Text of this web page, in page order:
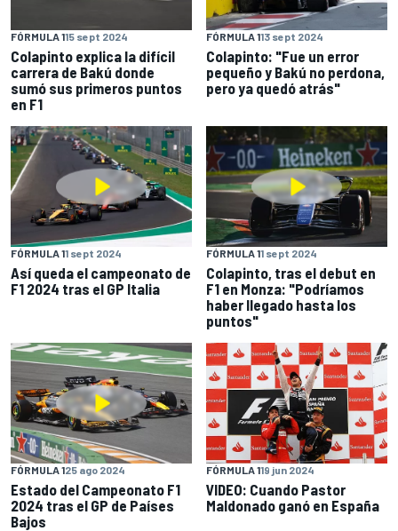
FÓRMULA 115 sept 2024
Colapinto explica la difícil
carrera de Bakú donde
sumó sus primeros puntos
en F1
FÓRMULA 113 sept 2024
Colapinto: "Fue un error
pequeño y Bakú no perdona,
pero ya quedó atrás"
FÓRMULA 11 sept 2024
Así queda el campeonato de
F1 2024 tras el GP Italia
FÓRMULA 11 sept 2024
Colapinto, tras el debut en
F1 en Monza: "Podríamos
haber llegado hasta los
puntos"
FÓRMULA 125 ago 2024
Estado del Campeonato F1
2024 tras el GP de Países
Bajos
FÓRMULA 119 jun 2024
VIDEO: Cuando Pastor
Maldonado ganó en España